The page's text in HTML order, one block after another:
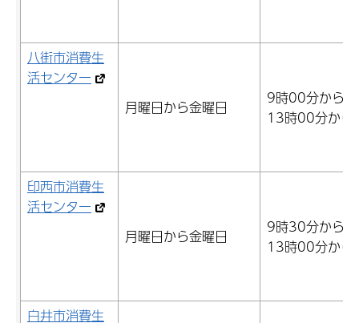
八街市消費生
活センター
月曜日から金曜日
9時00分から
13時00分か
印西市消費生
活センター
月曜日から金曜日
9時30分から
13時00分か
白井市消費生